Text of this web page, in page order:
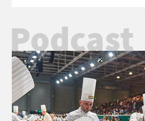
Podcast